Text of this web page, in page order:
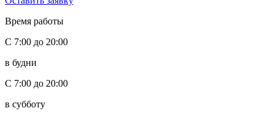
Время работы
С 7:00 до 20:00
в будни
С 7:00 до 20:00
в субботу